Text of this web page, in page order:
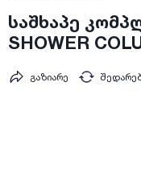
საშხაპე
SHOWER
გაზიარე